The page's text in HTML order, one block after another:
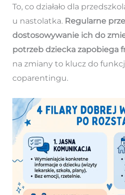
To, co działało dla
u nastolatka. Regularne
dostosowywanie ich do
potrzeb dziecka zapobiega
na zmiany to klucz do
coparentingu.